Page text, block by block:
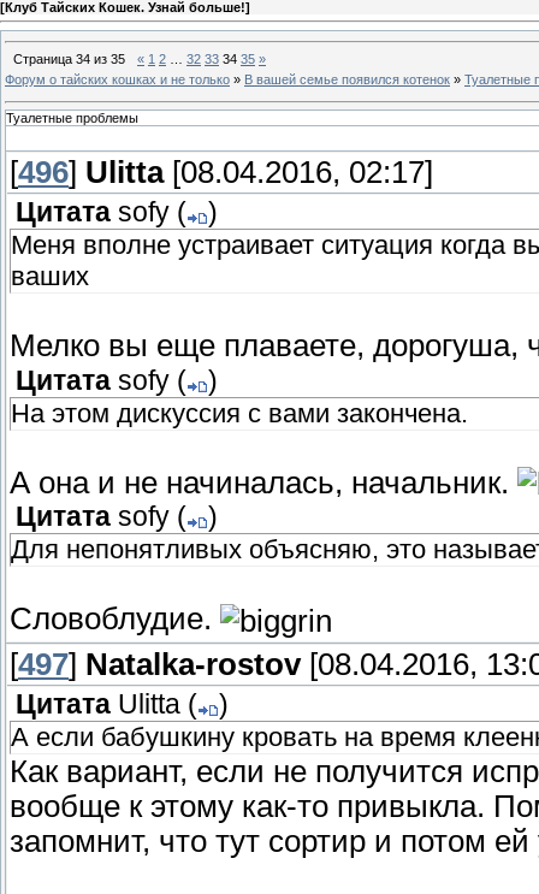
[Клуб Тайских Кошек. Узнай больше!]
Страница 34 из 35 « 1 2 32 33 34 35 »
Форум о тайских кошках и не только » В вашей семье появился котенок » Туалетные
Туалетные проблемы
[496] Ulitta[08.04.2016, 02:17]
Цитата sofy (
)
Меня вполне устраивает ситуация когда
ваших
Мелко вы еще плаваете,
Цитата sofy (
)
На этом дискуссия с вами закончена.
А она и не начиналась, начальник.
Цитата sofy (
)
Для непонятливых объясняю, это
Словоблудие.
[497] Natalka-rostov[08.04.2016,
Цитата Ulitta (
)
А если бабушкину кровать на время
Как вариант, если не получится
вообще к этому как-то привыкла.
запомнит, что тут сортир и потом